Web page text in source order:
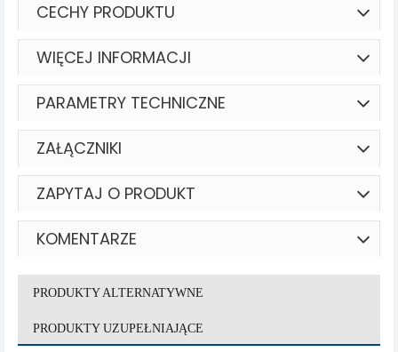
CECHY PRODUKTU
WIĘCEJ INFORMACJI
PARAMETRY TECHNICZNE
ZAŁĄCZNIKI
ZAPYTAJ O PRODUKT
KOMENTARZE
PRODUKTY ALTERNATYWNE
PRODUKTY UZUPEŁNIAJĄCE